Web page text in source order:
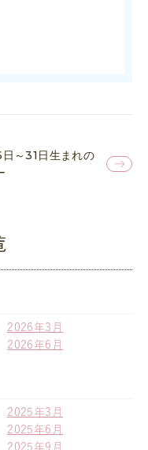
～31日生まれの
2026年3月
2026年6月
2025年3月
2025年6月
2025年9月